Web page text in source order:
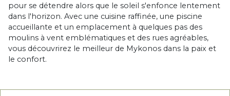
pour se détendre alors que le soleil s'enfonce lentement
dans l'horizon. Avec une cuisine raffinée, une piscine
accueillante et un emplacement à quelques pas des
moulins à vent emblématiques et des rues agréables,
vous découvrirez le meilleur de Mykonos dans la paix et
le confort.